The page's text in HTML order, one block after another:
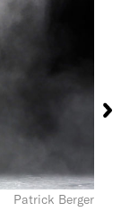
Patrick Berger